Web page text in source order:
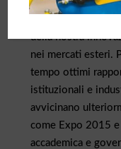
della nostra
nei mercati esteri.
tempo ottimi
istituzionali e
avvicinano
come Expo 2015
accademica e